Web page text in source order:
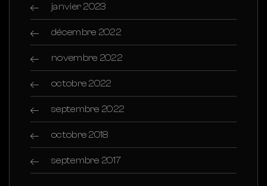
janvier 2023
décembre 2022
novembre 2022
octobre 2022
septembre 2022
octobre 2018
septembre 2017